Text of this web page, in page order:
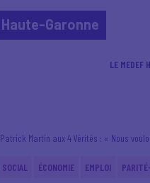
Haute-Garonne
LE MEDEF
Patrick Martin aux 4 Vérités : « Nous
SOCIAL ÉCONOMIE EMPLOI